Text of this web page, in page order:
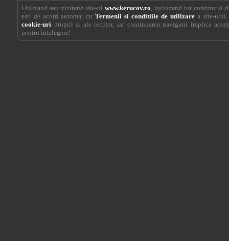
Utilizand sau vizitand site-ulwww.kerucov.ro, incluzand tot continutul
esti de acord automat cu Termenii si conditiile de utilizare a site-ului.
cookie-uri proprii si ale tertilor, iar continuarea navigarii implica
pentru intelegere!